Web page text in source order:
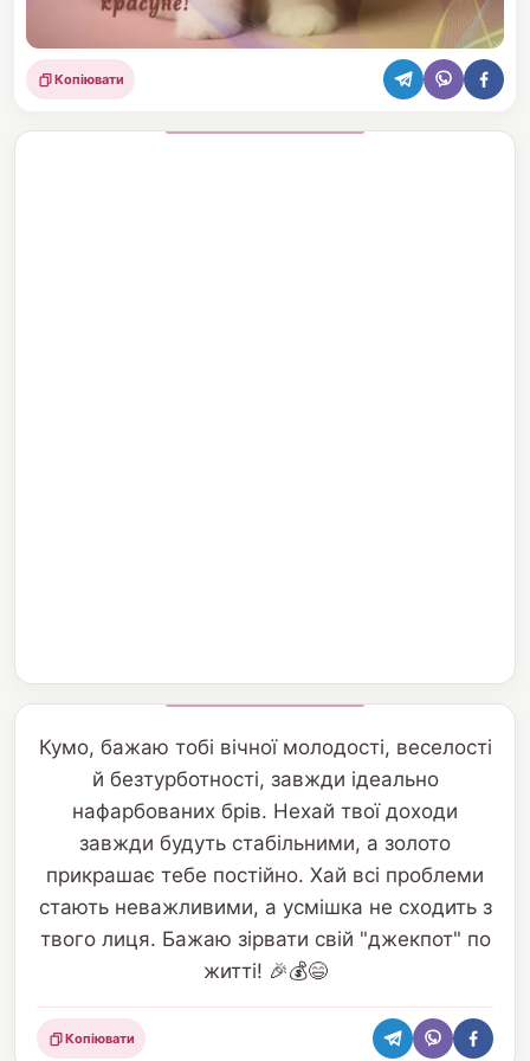
Поділитися
Копіювати
Кумо, бажаю тобі вічної молодості, веселості
й безтурботності, завжди ідеально
нафарбованих брів. Нехай твої доходи
завжди будуть стабільними, а золото
прикрашає тебе постійно. Хай всі проблеми
стають неважливими, а усмішка не сходить з
твого лиця. Бажаю зірвати свій "джекпот" по
житті! 🎉💰😄
Поділитися
Копіювати